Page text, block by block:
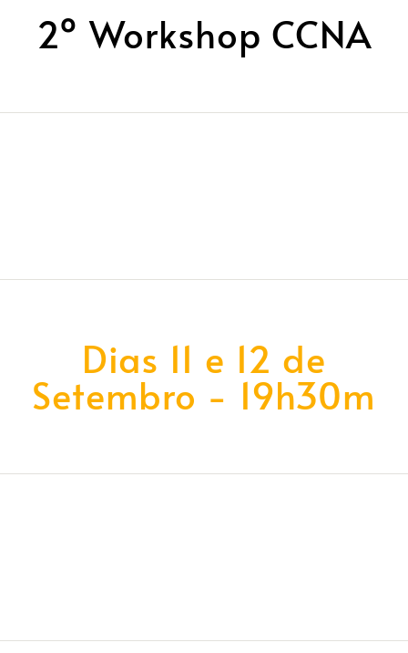
2º Workshop CCNA
Dias 11 e 12 de
Setembro - 19h30m